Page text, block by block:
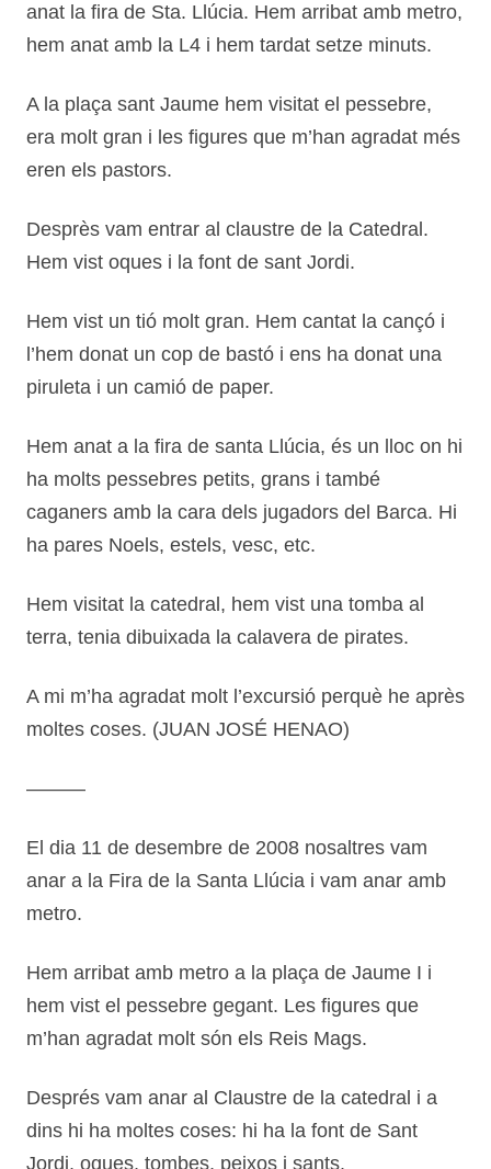
anat la fira de Sta. Llúcia. Hem arribat amb metro,
hem anat amb la L4 i hem tardat setze minuts.
A la plaça sant Jaume hem visitat el pessebre,
era molt gran i les figures que m’han agradat més
eren els pastors.
Desprès vam entrar al claustre de la Catedral.
Hem vist oques i la font de sant Jordi.
Hem vist un tió molt gran. Hem cantat la cançó i
l’hem donat un cop de bastó i ens ha donat una
piruleta i un camió de paper.
Hem anat a la fira de santa Llúcia, és un lloc on hi
ha molts pessebres petits, grans i també
caganers amb la cara dels jugadors del Barca. Hi
ha pares Noels, estels, vesc, etc.
Hem visitat la catedral, hem vist una tomba al
terra, tenia dibuixada la calavera de pirates.
A mi m’ha agradat molt l’excursió perquè he après
moltes coses. (JUAN JOSÉ HENAO)
———
El dia 11 de desembre de 2008 nosaltres vam
anar a la Fira de la Santa Llúcia i vam anar amb
metro.
Hem arribat amb metro a la plaça de Jaume I i
hem vist el pessebre gegant. Les figures que
m’han agradat molt són els Reis Mags.
Després vam anar al Claustre de la catedral i a
dins hi ha moltes coses: hi ha la font de Sant
Jordi, oques, tombes, peixos i sants.